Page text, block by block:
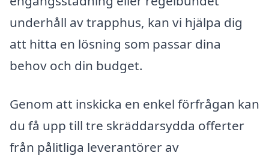
underhåll av trapphus, kan vi hjälpa dig
att hitta en lösning som passar dina
behov och din budget.
Genom att inskicka en enkel förfrågan kan
du få upp till tre skräddarsydda offerter
från pålitliga leverantörer av